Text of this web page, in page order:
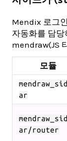
Mendix 로그
자동화를 담당
mendraw(JS
모듈
ar
ar/router